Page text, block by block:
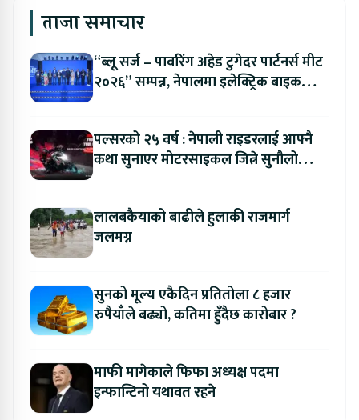
ताजा समाचार
“ब्लू सर्ज – पावरिंग अहेड टुगेदर पार्टनर्स मीट
२०२६” सम्पन्न, नेपालमा इलेक्ट्रिक बाइक
पल्सरको २५ वर्ष : नेपाली राइडरलाई आफ्नै
कथा सुनाएर मोटरसाइकल जित्ने सुनौलो
लालबकैयाको बाढीले हुलाकी राजमार्ग
जलमग्न
सुनको मूल्य एकैदिन प्रतितोला ८ हजार
रुपैयाँले बढ्यो, कतिमा हुँदैछ कारोबार ?
माफी मागेकाले फिफा अध्यक्ष पदमा
इन्फान्टिनो यथावत रहने